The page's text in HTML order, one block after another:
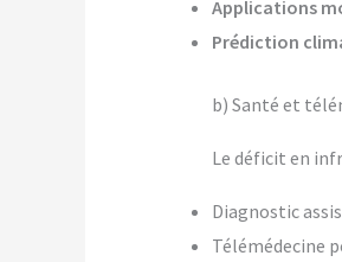
Applications
Prédiction
b) Santé et
Le déficit en
Diagnostic
Télémédecine